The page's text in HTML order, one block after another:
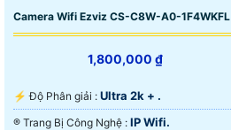
Camera Wifi Ezviz CS-C8W-A0-1F4WKFL
1,800,000 ₫
️⚡ Độ Phân giải : Ultra 2k + .
®️ Trang Bị Công Nghệ : IP Wifi.